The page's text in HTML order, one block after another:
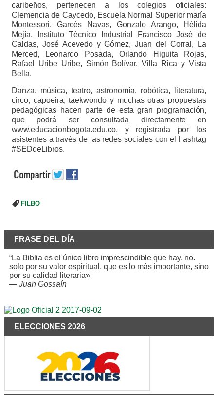
caribeños, pertenecen a los colegios oficiales:
Clemencia de Caycedo, Escuela Normal Superior maría
Montessori, Garcés Navas, Gonzalo Arango, Hélida
Mejía, Instituto Técnico Industrial Francisco José de
Caldas, José Acevedo y Gómez, Juan del Corral, La
Merced, Leonardo Posada, Orlando Higuita Rojas,
Rafael Uribe Uribe, Simón Bolívar, Villa Rica y Vista
Bella.
Danza, música, teatro, astronomía, robótica, literatura,
circo, capoeira, taekwondo y muchas otras propuestas
pedagógicas hacen parte de esta gran programación,
que podrá ser consultada directamente en
www.educacionbogota.edu.co, y registrada por los
asistentes a través de las redes sociales con el hashtag
#SEDdeLibros.
FILBO
FRASE DEL DÍA
“La Biblia es el único libro imprescindible que hay, no.
solo por su valor espiritual, que es lo más importante, sino
por su calidad literaria»:
— Juan Gossaín
ELECCIONES 2026